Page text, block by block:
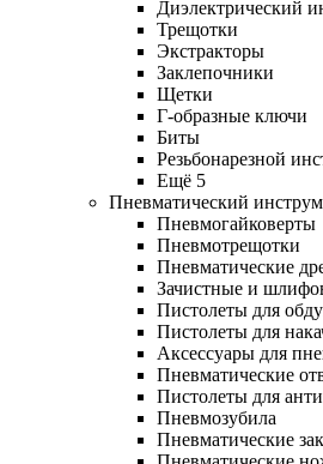
Диэлектрический
Трещотки
Экстракторы
Заклепочники
Щетки
Г-образные ключи
Биты
Резьбонарезной
Ещё 5
Пневматический
Пневмогайковерты
Пневмотрещотки
Пневматические
Зачистные и
Пистолеты для
Пистолеты для
Аксессуары для
Пневматические
Пистолеты для
Пневмозубила
Пневматические